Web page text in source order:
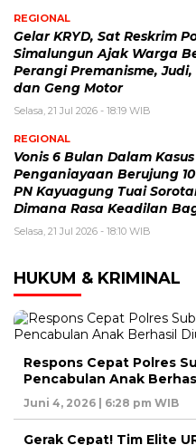
REGIONAL
Gelar KRYD, Sat Reskrim
Simalungun Ajak Warga
Perangi Premanisme,
dan Geng Motor
Selasa, 21 Jul 2026 - 18:19 WIB
REGIONAL
Vonis 6 Bulan Dalam Kasus
Penganiayaan Berujung
PN Kayuagung Tuai
Dimana Rasa Keadilan
Selasa, 21 Jul 2026 - 18:10 WIB
HUKUM & KRIMINAL
Respons Cepat Polres
Pencabulan Anak
Juni 4, 2026 | 6:28 pm WIB
Gerak Cepat! Tim Elite